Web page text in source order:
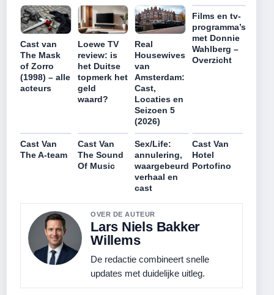
Cast van
The Mask
of Zorro
(1998) – alle
acteurs
Loewe TV
review: is
het Duitse
topmerk het
geld
waard?
Real
Housewives
van
Amsterdam:
Cast,
Locaties en
Seizoen 5
(2026)
Films en tv-
programma’s
met Donnie
Wahlberg –
Overzicht
Cast Van
The A-team
Cast Van
The Sound
Of Music
Sex/Life:
annulering,
waargebeurd
verhaal en
cast
Cast Van
Hotel
Portofino
OVER DE AUTEUR
Lars Niels Bakker
Willems
De redactie combineert snelle
updates met duidelijke uitleg.